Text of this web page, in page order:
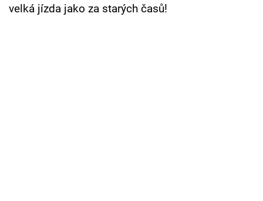
Sledujte nás
velká jízda jako za starých časů!